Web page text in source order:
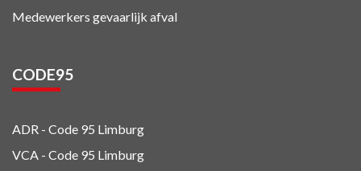
Medewerkers gevaarlijk afval
CODE95
ADR - Code 95 Limburg
VCA - Code 95 Limburg